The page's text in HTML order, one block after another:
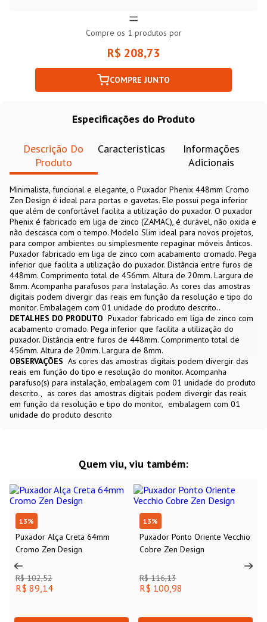
Compre os 1 produtos por
R$ 208,73
COMPRE JUNTO
Especificações do Produto
Descrição Do
Produto
Características
Informações
Adicionais
Minimalista, funcional e elegante, o Puxador Phenix 448mm Cromo
Zen Design é ideal para portas e gavetas. Ele possui pega inferior
que além de confortável facilita a utilização do puxador. O puxador
Phenix é fabricado em liga de zinco (ZAMAC), é durável, não oxida e
não descasca com o tempo. Modelo Slim ideal para novos projetos,
para compor ambientes ou simplesmente repaginar móveis ânticos.
Puxador fabricado em liga de zinco com acabamento cromado. Pega
inferior que facilita a utilização do puxador. Distância entre furos de
448mm. Comprimento total de 456mm. Altura de 20mm. Largura de
8mm. Acompanha parafusos para Instalação. As cores das amostras
digitais podem divergir das reais em função da resolução e tipo do
monitor. Embalagem com 01 unidade do produto descrito..
DETALHES DO PRODUTO Puxador fabricado em liga de zinco com
acabamento cromado. Pega inferior que facilita a utilização do
puxador. Distância entre furos de 448mm. Comprimento total de
456mm. Altura de 20mm. Largura de 8mm.
OBSERVAÇÕES As cores das amostras digitais podem divergir das
reais em função do tipo e resolução do monitor. Acompanha
parafuso(s) para instalação, embalagem com 01 unidade do produto
descrito.
as cores das amostras digitais podem divergir das reais
em função da resolução e tipo do monitor
embalagem com 01
unidade do produto descrito
Quem viu, viu também:
13%
Puxador Alça Creta 64mm
Cromo Zen Design
R$ 102,52
R$ 89,14
13%
Puxador Ponto Oriente Vecchio
Cobre Zen Design
R$ 116,13
R$ 100,98